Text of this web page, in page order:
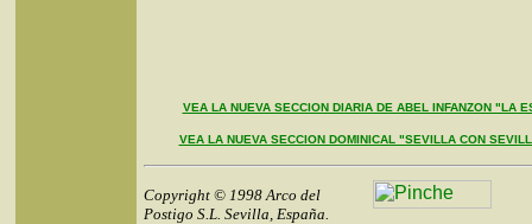
VEA LA NUEVA SECCION DIARIA DE ABEL INFANZON "LA
VEA LA NUEVA SECCION DOMINICAL "SEVILLA CON
Copyright © 1998 Arco del
Postigo S.L. Sevilla, España.